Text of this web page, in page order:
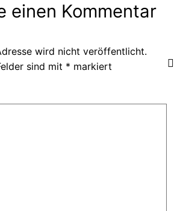
einen Kommentar
wird nicht veröffentlicht.
sind mit * markiert